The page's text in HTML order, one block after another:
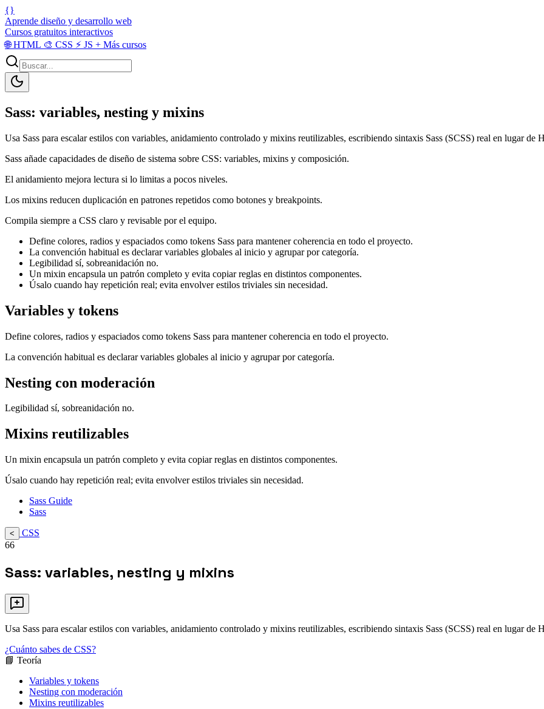
{}
Aprende diseño y desarrollo web
Cursos gratuitos interactivos
🌐HTML 🎨 CSS ⚡ JS + Más cursos
Sass: variables, nesting y mixins
Usa Sass para escalar estilos con variables, anidamiento controlado y mixins reutilizables, escribiendo sintaxis Sass (SCSS) real en lugar de
Sass añade capacidades de diseño de sistema sobre CSS: variables, mixins y composición.
El anidamiento mejora lectura si lo limitas a pocos niveles.
Los mixins reducen duplicación en patrones repetidos como botones y breakpoints.
Compila siempre a CSS claro y revisable por el equipo.
Define colores, radios y espaciados como tokens Sass para mantener coherencia en todo el proyecto.
La convención habitual es declarar variables globales al inicio y agrupar por categoría.
Legibilidad sí, sobreanidación no.
Un mixin encapsula un patrón completo y evita copiar reglas en distintos componentes.
Úsalo cuando hay repetición real; evita envolver estilos triviales sin necesidad.
Variables y tokens
Define colores, radios y espaciados como tokens Sass para mantener coherencia en todo el proyecto.
La convención habitual es declarar variables globales al inicio y agrupar por categoría.
Nesting con moderación
Legibilidad sí, sobreanidación no.
Mixins reutilizables
Un mixin encapsula un patrón completo y evita copiar reglas en distintos componentes.
Úsalo cuando hay repetición real; evita envolver estilos triviales sin necesidad.
Sass Guide
Sass
<
CSS
66
Sass: variables, nesting y mixins
Usa Sass para escalar estilos con variables, anidamiento controlado y mixins reutilizables, escribiendo sintaxis Sass (SCSS) real en lugar de
¿Cuánto sabes de CSS?
📘 Teoría
Variables y tokens
Nesting con moderación
Mixins reutilizables